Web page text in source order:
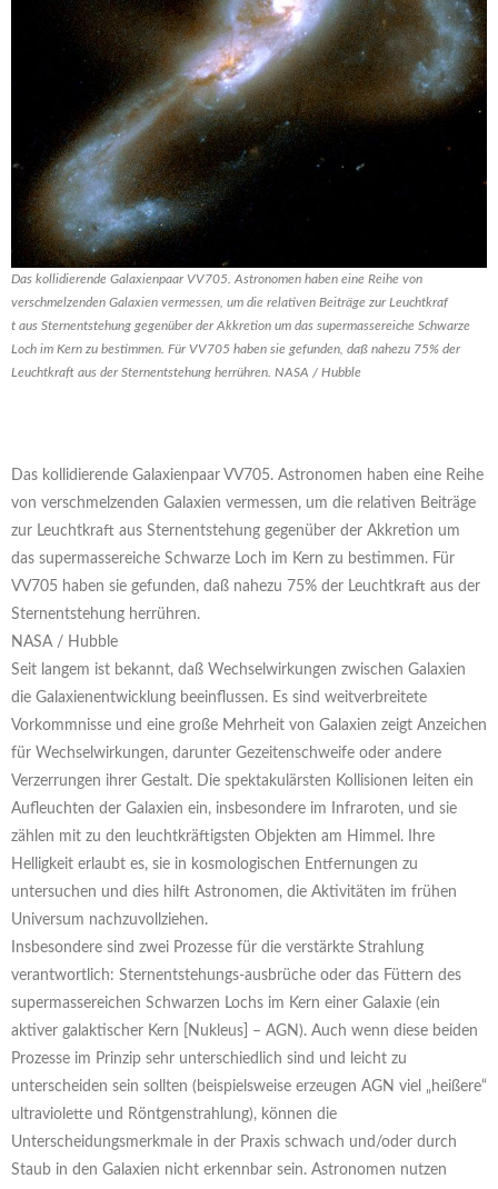
Das kollidierende Galaxienpaar VV705. Astronomen haben eine Reihe von
verschmelzenden Galaxien vermessen, um die relativen Beiträge zur Leuchtkraf
t aus Sternentstehung gegenüber der Akkretion um das supermassereiche Schwarze
Loch im Kern zu bestimmen. Für VV705 haben sie gefunden, daß nahezu 75% der
Leuchtkraft aus der Sternentstehung herrühren. NASA / Hubble
Das kollidierende Galaxienpaar VV705. Astronomen haben eine Reihe
von verschmelzenden Galaxien vermessen, um die relativen Beiträge
zur Leuchtkraft aus Sternentstehung gegenüber der Akkretion um
das supermassereiche Schwarze Loch im Kern zu bestimmen. Für
VV705 haben sie gefunden, daß nahezu 75% der Leuchtkraft aus der
Sternentstehung herrühren.
NASA / Hubble
Seit langem ist bekannt, daß Wechselwirkungen zwischen Galaxien
die Galaxienentwicklung beeinflussen. Es sind weitverbreitete
Vorkommnisse und eine große Mehrheit von Galaxien zeigt Anzeichen
für Wechselwirkungen, darunter Gezeitenschweife oder andere
Verzerrungen ihrer Gestalt. Die spektakulärsten Kollisionen leiten ein
Aufleuchten der Galaxien ein, insbesondere im Infraroten, und sie
zählen mit zu den leuchtkräftigsten Objekten am Himmel. Ihre
Helligkeit erlaubt es, sie in kosmologischen Entfernungen zu
untersuchen und dies hilft Astronomen, die Aktivitäten im frühen
Universum nachzuvollziehen.
Insbesondere sind zwei Prozesse für die verstärkte Strahlung
verantwortlich: Sternentstehungs-ausbrüche oder das Füttern des
supermassereichen Schwarzen Lochs im Kern einer Galaxie (ein
aktiver galaktischer Kern [Nukleus] – AGN). Auch wenn diese beiden
Prozesse im Prinzip sehr unterschiedlich sind und leicht zu
unterscheiden sein sollten (beispielsweise erzeugen AGN viel „heißere“
ultraviolette und Röntgenstrahlung), können die
Unterscheidungsmerkmale in der Praxis schwach und/oder durch
Staub in den Galaxien nicht erkennbar sein. Astronomen nutzen